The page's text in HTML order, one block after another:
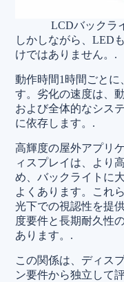
LCDバックラ
しかしながら、LED
けではありません。.
動作時間1時間ごとに
す。劣化の速度は、
および全体的なシス
に依存します。.
高輝度の屋外アプリ
ィスプレイは、より
め、バックライトに
よくあります。これ
光下での視認性を提
度要件と長期耐久性
あります。.
この関係は、ディス
ン要件から独立して